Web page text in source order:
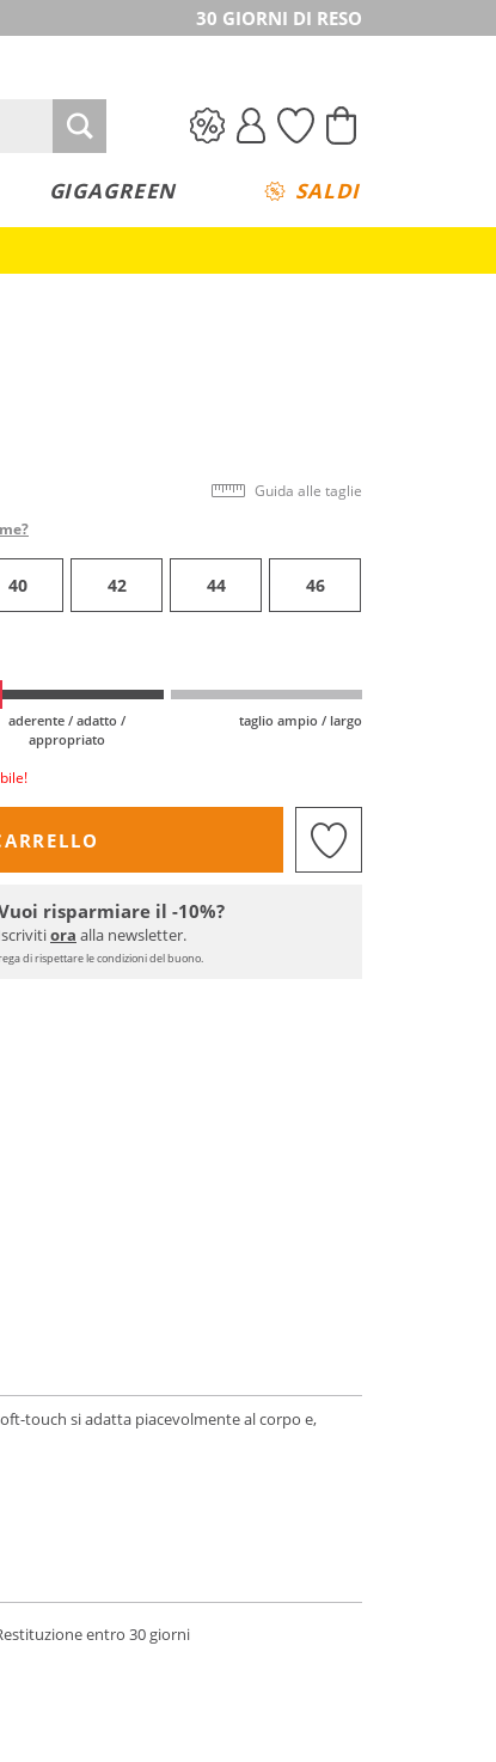
30 GIORNI DI RESO
GIGAGREEN SALDI
Guida alle taglie
40 42 44 46
aderente / adatto /
appropriato
taglio ampio / largo
risparmiare il -10%?
ora alla newsletter.
di rispettare le condizioni del buono.
touch si adatta piacevolmente al corpo e,
entro 30 giorni